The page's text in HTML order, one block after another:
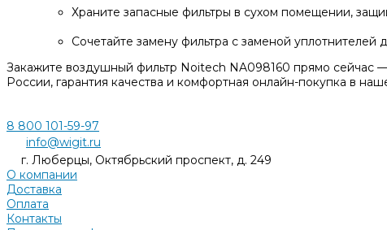
Храните запасные фильтры в сухом помещении,
Сочетайте замену фильтра с заменой уплотнителей
Закажите воздушный фильтр Noitech NA098160 прямо сейчас
России, гарантия качества и комфортная онлайн-покупка в
8 800 101-59-97
info@wigit.ru
г. Люберцы, Октябрьский проспект, д. 249
О компании
Доставка
Оплата
Контакты